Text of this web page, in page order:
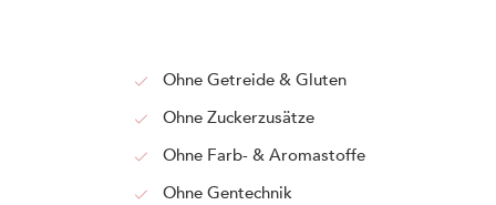
Ohne Getreide & Gluten
Ohne Zuckerzusätze
Ohne Farb- & Aromastoffe
Ohne Gentechnik